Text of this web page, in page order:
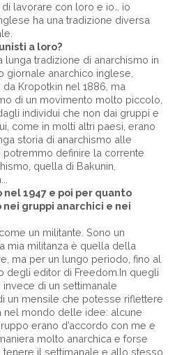
lavorare con loro e io… io
ha una tradizione diversa
a loro?
lunga tradizione di anarchismo in
giornale anarchico inglese,
Kropotkin nel 1886, ma
di un movimento molto piccolo,
individui che non dai gruppi e
come in molti altri paesi, erano
storia di anarchismo alle
definire la corrente
quella di Bakunin,
1947 e poi per quanto
gruppi anarchici e nei
un militante. Sono un
mia militanza è quella della
ma per un lungo periodo, fino al
degli editor di Freedom.In quegli
invece di un settimanale
un mensile che potesse riflettere
nel mondo delle idee: alcune
erano d’accordo con me e
molto anarchica e forse
il settimanale e allo stesso